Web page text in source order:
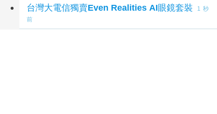
台灣大電信獨賣Even Realities AI眼鏡套裝
1 秒
前